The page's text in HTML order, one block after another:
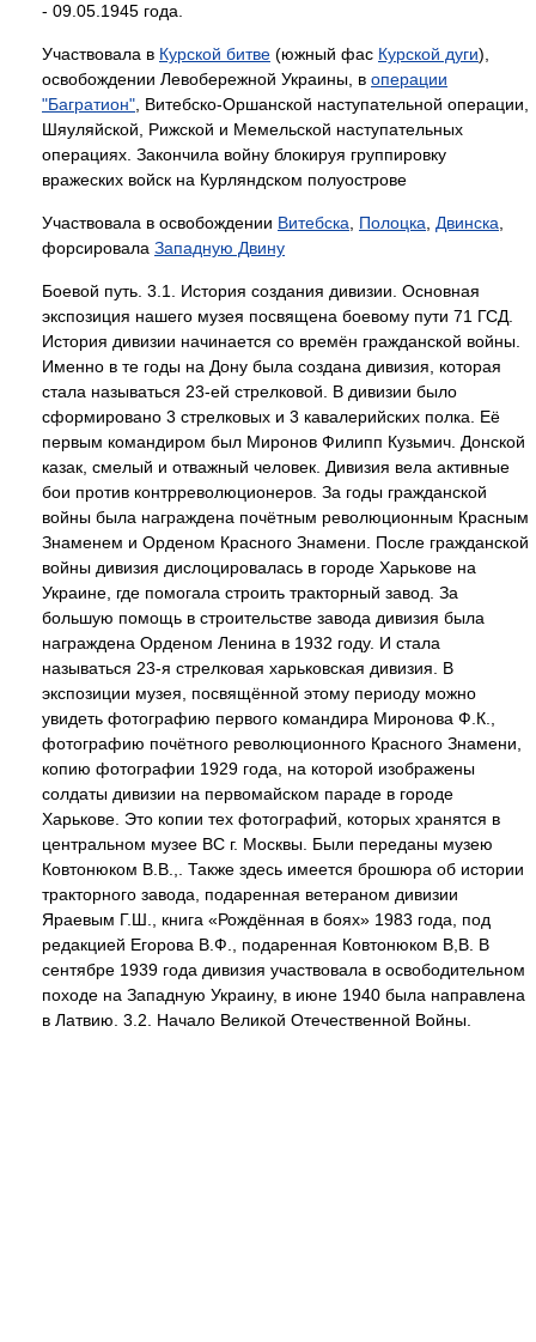
- 09.05.1945 года.
Участвовала в Курской битве (южный фас Курской дуги),
освобождении Левобережной Украины, в операции
"Багратион" , Витебско-Оршанской наступательной операции,
Шяуляйской, Рижской и Мемельской наступательных
операциях. Закончила войну блокируя группировку
вражеских войск на Курляндском полуострове
Участвовала в освобождении Витебска Полоцка Двинска
форсировала Западную Двину
Боевой путь. 3.1. История создания дивизии. Основная
экспозиция нашего музея посвящена боевому пути 71 ГСД.
История дивизии начинается со времён гражданской войны.
Именно в те годы на Дону была создана дивизия, которая
стала называться 23-ей стрелковой. В дивизии было
сформировано 3 стрелковых и 3 кавалерийских полка. Её
первым командиром был Миронов Филипп Кузьмич. Донской
казак, смелый и отважный человек. Дивизия вела активные
бои против контрреволюционеров. За годы гражданской
войны была награждена почётным революционным Красным
Знаменем и Орденом Красного Знамени. После гражданской
войны дивизия дислоцировалась в городе Харькове на
Украине, где помогала строить тракторный завод. За
большую помощь в строительстве завода дивизия была
награждена Орденом Ленина в 1932 году. И стала
называться 23-я стрелковая харьковская дивизия. В
экспозиции музея, посвящённой этому периоду можно
увидеть фотографию первого командира Миронова Ф.К.,
фотографию почётного революционного Красного Знамени,
копию фотографии 1929 года, на которой изображены
солдаты дивизии на первомайском параде в городе
Харькове. Это копии тех фотографий, которых хранятся в
центральном музее ВС г. Москвы. Были переданы музею
Ковтонюком В.В.,. Также здесь имеется брошюра об истории
тракторного завода, подаренная ветераном дивизии
Яраевым Г.Ш., книга «Рождённая в боях» 1983 года, под
редакцией Егорова В.Ф., подаренная Ковтонюком В,В. В
сентябре 1939 года дивизия участвовала в освободительном
походе на Западную Украину, в июне 1940 была направлена
в Латвию. 3.2. Начало Великой Отечественной Войны.